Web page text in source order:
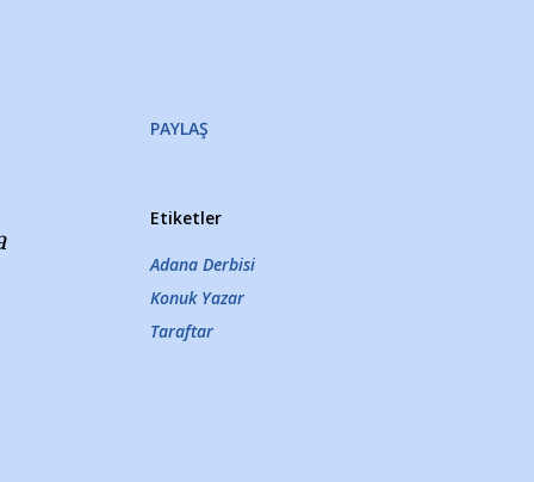
PAYLAŞ
Etiketler
Adana Derbisi
Konuk Yazar
Taraftar